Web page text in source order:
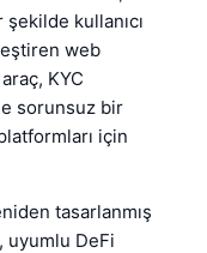
kullanıcı
web
KYC
sorunsuz bir
için
tasarlanmış
uyumlu DeFi